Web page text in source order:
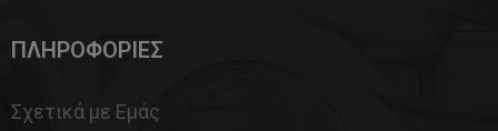
ΠΛΗΡΟΦΟΡΙΕΣ
Σχετικά με Εμάς